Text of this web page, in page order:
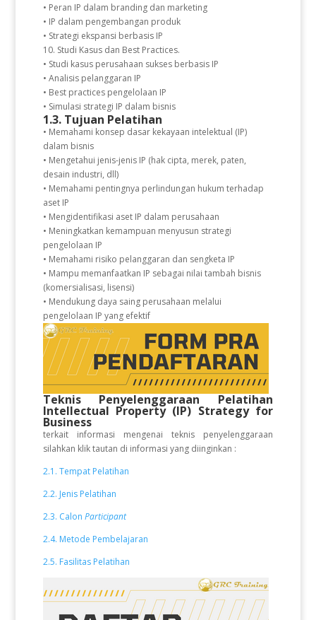
• Peran IP dalam branding dan marketing
• IP dalam pengembangan produk
• Strategi ekspansi berbasis IP
10. Studi Kasus dan Best Practices.
• Studi kasus perusahaan sukses berbasis IP
• Analisis pelanggaran IP
• Best practices pengelolaan IP
• Simulasi strategi IP dalam bisnis
1.3. Tujuan Pelatihan
• Memahami konsep dasar kekayaan intelektual (IP)
dalam bisnis
• Mengetahui jenis-jenis IP (hak cipta, merek, paten,
desain industri, dll)
• Memahami pentingnya perlindungan hukum terhadap
aset IP
• Mengidentifikasi aset IP dalam perusahaan
• Meningkatkan kemampuan menyusun strategi
pengelolaan IP
• Memahami risiko pelanggaran dan sengketa IP
• Mampu memanfaatkan IP sebagai nilai tambah bisnis
(komersialisasi, lisensi)
• Mendukung daya saing perusahaan melalui
pengelolaan IP yang efektif
Teknis Penyelenggaraan Pelatihan
Intellectual Property (IP) Strategy for
Business
terkait informasi mengenai teknis penyelenggaraan
silahkan klik tautan di informasi yang diinginkan :
2.1. Tempat Pelatihan
2.2. Jenis Pelatihan
2.3. Calon Participant
2.4. Metode Pembelajaran
2.5. Fasilitas Pelatihan